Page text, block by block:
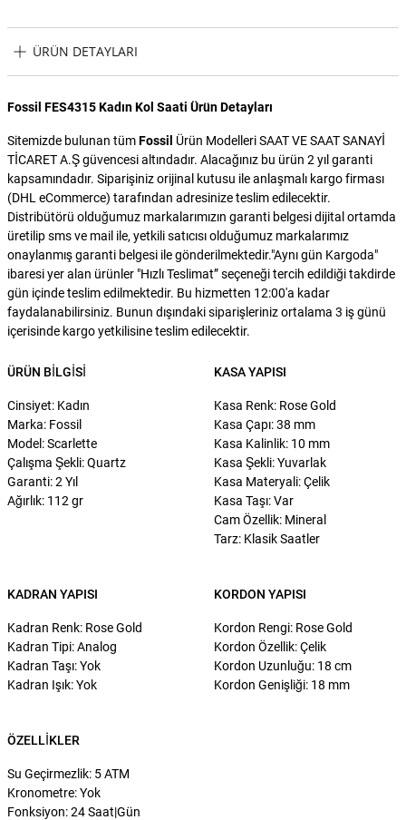
ÜRÜN DETAYLARI
Fossil FES4315 Kadın Kol Saati Ürün Detayları
Sitemizde bulunan tümFossil Ürün Modelleri SAAT VE SAAT SANAYİ
TİCARET A.Ş güvencesi altındadır. Alacağınız bu ürün 2 yıl garanti
kapsamındadır. Siparişiniz orijinal kutusu ile anlaşmalı kargo firması
(DHL eCommerce) tarafından adresinize teslim edilecektir.
Distribütörü olduğumuz markalarımızın garanti belgesi dijital ortamda
üretilip sms ve mail ile, yetkili satıcısı olduğumuz markalarımız
onaylanmış garanti belgesi ile gönderilmektedir."Aynı gün Kargoda"
ibaresi yer alan ürünler "Hızlı Teslimat” seçeneği tercih edildiği takdirde
gün içinde teslim edilmektedir. Bu hizmetten 12:00'a kadar
faydalanabilirsiniz. Bunun dışındaki siparişleriniz ortalama 3 iş günü
içerisinde kargo yetkilisine teslim edilecektir.
ÜRÜN BILGISI
Cinsiyet: Kadın
Marka: Fossil
Model: Scarlette
Çalışma Şekli: Quartz
Garanti: 2 Yıl
Ağırlık: 112 gr
KASA YAPISI
Kasa Renk: Rose Gold
Kasa Çapı: 38 mm
Kasa Kalinlik: 10 mm
Kasa Şekli: Yuvarlak
Kasa Materyali: Çelik
Kasa Taşı: Var
Cam Özellik: Mineral
Tarz: Klasik Saatler
KADRAN YAPISI
Kadran Renk: Rose Gold
Kadran Tipi: Analog
Kadran Taşı: Yok
Kadran Işık: Yok
KORDON YAPISI
Kordon Rengi: Rose Gold
Kordon Özellik: Çelik
Kordon Uzunluğu: 18 cm
Kordon Genişliği: 18 mm
ÖZELLIKLER
Su Geçirmezlik: 5 ATM
Kronometre: Yok
Fonksiyon: 24 Saat|Gün